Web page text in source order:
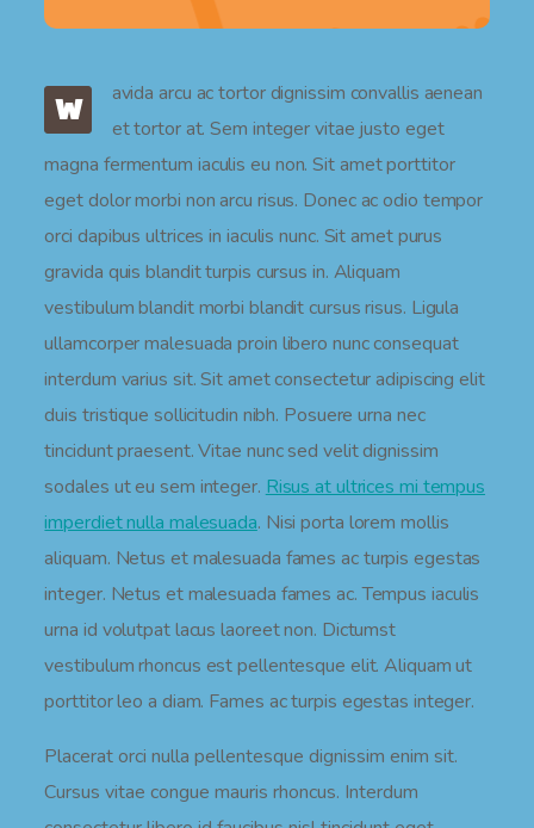
W
avida arcu ac tortor dignissim convallis aenean
et tortor at. Sem integer vitae justo eget
magna fermentum iaculis eu non. Sit amet porttitor
eget dolor morbi non arcu risus. Donec ac odio tempor
orci dapibus ultrices in iaculis nunc. Sit amet purus
gravida quis blandit turpis cursus in. Aliquam
vestibulum blandit morbi blandit cursus risus. Ligula
ullamcorper malesuada proin libero nunc consequat
interdum varius sit. Sit amet consectetur adipiscing elit
duis tristique sollicitudin nibh. Posuere urna nec
tincidunt praesent. Vitae nunc sed velit dignissim
sodales ut eu sem integer. Risus at ultrices mi tempus
imperdiet nulla malesuada. Nisi porta lorem mollis
aliquam. Netus et malesuada fames ac turpis egestas
integer. Netus et malesuada fames ac. Tempus iaculis
urna id volutpat lacus laoreet non. Dictumst
vestibulum rhoncus est pellentesque elit. Aliquam ut
porttitor leo a diam. Fames ac turpis egestas integer.
Placerat orci nulla pellentesque dignissim enim sit.
Cursus vitae congue mauris rhoncus. Interdum